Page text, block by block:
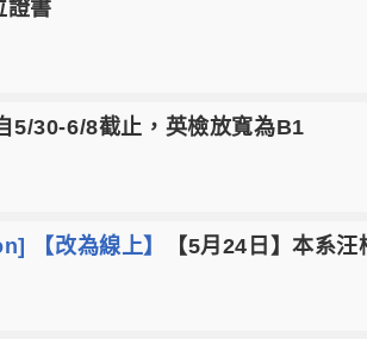
證書
5/30-6/8截止，英檢放寬為B1
【改為線上】 【5月24日】本系